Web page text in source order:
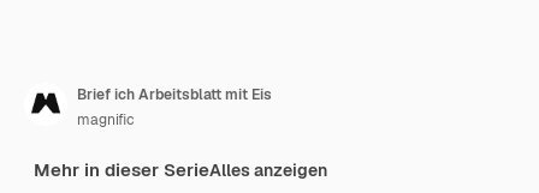
Brief ich Arbeitsblatt mit Eis
magnific
Mehr in dieser SerieAlles anzeigen